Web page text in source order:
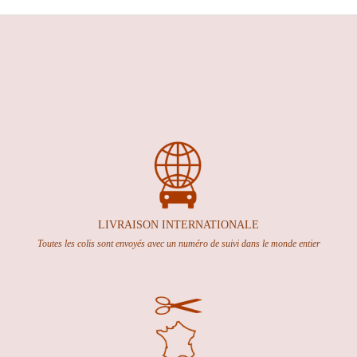
LIVRAISON INTERNATIONALE
Toutes les colis sont envoyés avec un numéro de suivi dans le monde entier